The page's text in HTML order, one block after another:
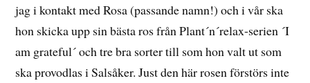
jag i kontakt med Rosa (passande namn!) och i vår ska
hon skicka upp sin bästa ros från Plant´n´relax-serien ´I
am grateful´ och tre bra sorter till som hon valt ut som
ska provodlas i Salsåker. Just den här rosen förstörs inte